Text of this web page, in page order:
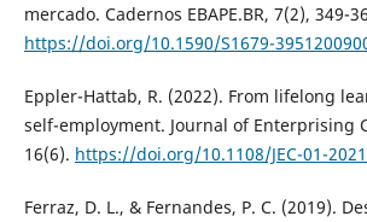
mercado. Cadernos EBAPE.BR, 7(2), 349-
https://doi.org/10.1590/S1679-
Eppler-Hattab, R. (2022). From lifelong
self-employment. Journal of Enterprising
16(6). https://doi.org/10.1108/JEC-01-
Ferraz, D. L., & Fernandes, P. C. (2019).